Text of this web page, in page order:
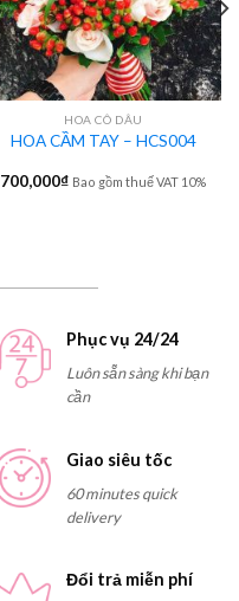
HOA CÔ DÂU
HOA CẦM TAY – HCS004
700,000₫ Bao gồm thuế VAT 10%
Phục vụ 24/24
Luôn sẵn sàng khi bạn
cần
Giao siêu tốc
60 minutes quick
delivery
Đổi trả miễn phí